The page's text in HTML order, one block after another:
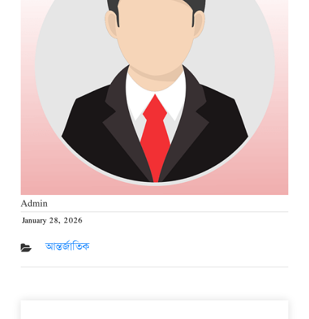
Admin
Posted
on
January 28, 2026
আন্তর্জাতিক